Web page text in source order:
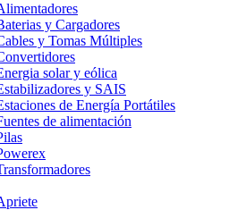
y Cargadores
y Tomas Múltiples
solar y eólica
y SAIS
de Energía Portátiles
de alimentación